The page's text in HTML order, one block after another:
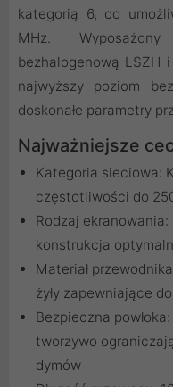
kategorią 6, co
MHz.
bezhalogenową LSZH i
najwyższy poziom
doskonałe parametry
Najważniejsze
Kategoria sieciowa:
częstotliwości do
Rodzaj
konstrukcja
Materiał
żyły zapewniające
Bezpieczna
tworzywo
dymów